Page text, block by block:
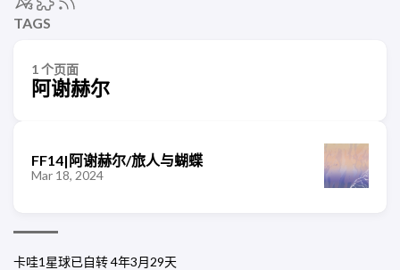
TAGS
1 个页面
阿谢赫尔
FF14|阿谢赫尔/旅人与蝴蝶
Mar 18, 2024
卡哇1星球已自转4年3月29天